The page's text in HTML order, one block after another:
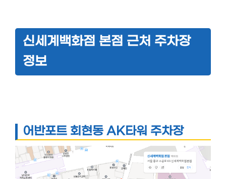
신세계백화점 본점 근처 주차장
정보
어반포트 회현동 AK타워 주차장